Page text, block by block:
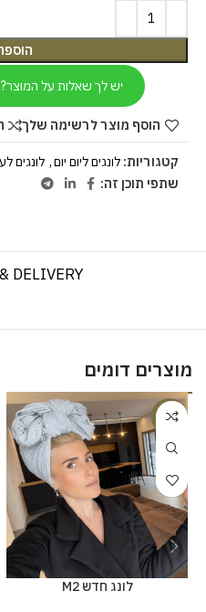
יש לך שאלות על
הוסף מוצר לרשימה שלך
קטגוריות: לונגים ליום יום, לונגים
שתפי תוכן זה:
DELIVERY
מוצרים דומים
-20%
לונג חדש M2